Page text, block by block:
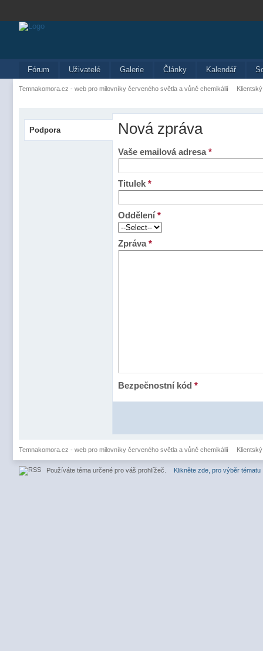
Fórum Uživatelé Galerie Články Kalendář
Temnakomora.cz - web pro milovníky červeného světla a vůně chemikálií
Podpora Nová zpráva
Vaše emailová adresa*
Titulek *
Oddělení*
Zpráva*
Bezpečnostní kód *
Temnakomora.cz - web pro milovníky červeného světla a vůně chemikálií
Používáte téma určené pro váš prohlížeč. Klikněte zde, pro výběr tématu